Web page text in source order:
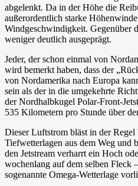
abgelenkt. Da in der Höhe die
außerordentlich starke
Windgeschwindigkeit. Gegenüber
weniger deutlich ausgeprägt.
Jeder, der schon einmal von
wird bemerkt haben, dass der
von Nordamerika nach Europa
sein als der in die umgekehrte
der Nordhalbkugel Polar-Front-
535 Kilometern pro Stunde über
Dieser Luftstrom bläst in der Regel
Tiefwetterlagen aus dem Weg und
den Jetstream verharrt ein Hoch
wochenlang auf dem selben Fleck
sogenannte Omega-Wetterlage